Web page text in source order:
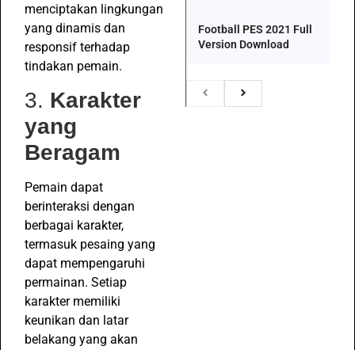
menciptakan lingkungan
yang dinamis dan
responsif terhadap
tindakan pemain.
3. Karakter
yang
Beragam
Pemain dapat
berinteraksi dengan
berbagai karakter,
termasuk pesaing yang
dapat mempengaruhi
permainan. Setiap
karakter memiliki
keunikan dan latar
belakang yang akan
Football PES 2021 Full
Version Download